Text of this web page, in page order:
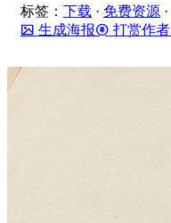
标签： 下载 · 免费资源 ·
生成海报
打赏作者